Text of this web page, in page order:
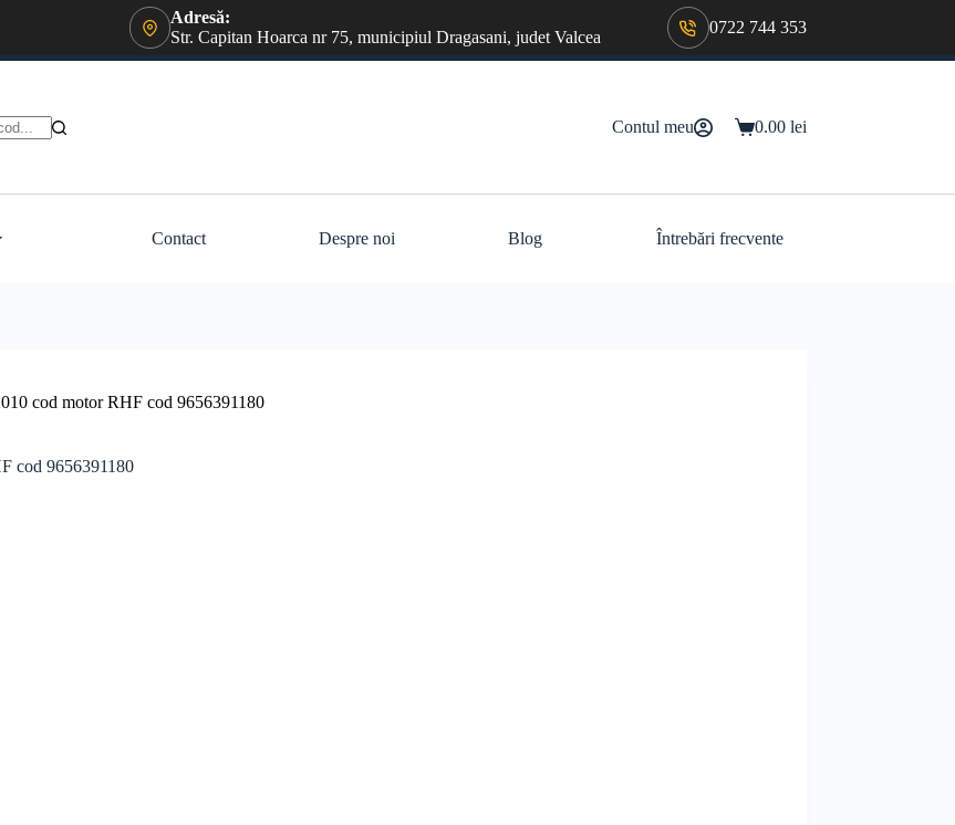
Adresă:
Str. Capitan Hoarca nr 75, municipiul Dragasani, judet Valcea
0722 744 353
Contul meu
Coș0.00 lei
Contact Despre noi Blog Întrebări frecvente
cod motor RHF cod 9656391180